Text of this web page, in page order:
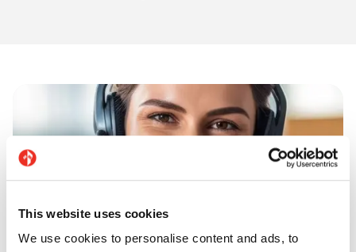
This website uses cookies
We use cookies to personalise content and ads, to